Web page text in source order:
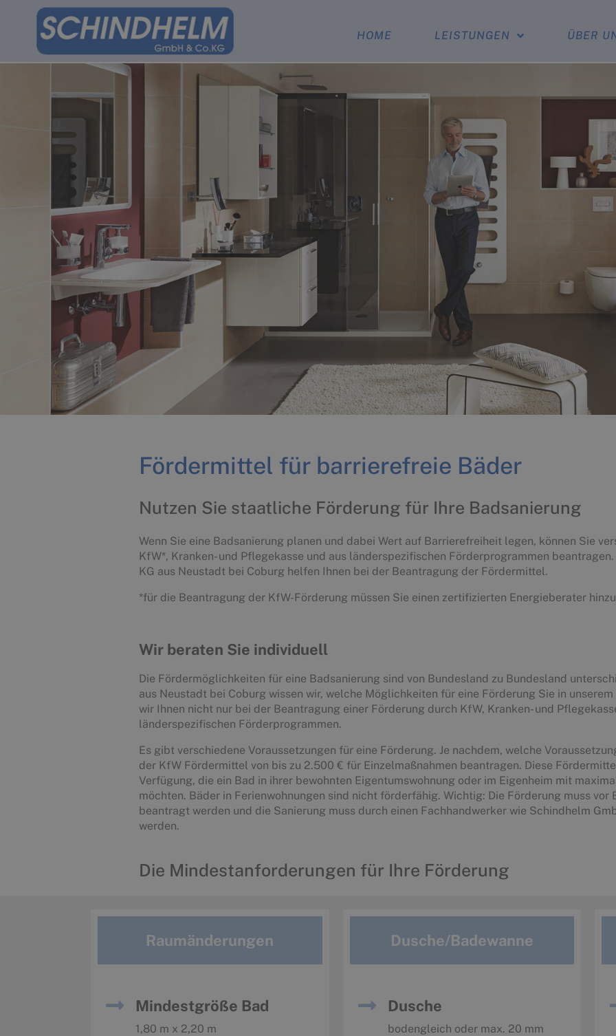
HOME LEISTUNGEN ÜBER
Fördermittel für barrierefreie Bäder
Nutzen Sie staatliche Förderung für Ihre Badsanierung
Wenn Sie eine Badsanierung planen und dabei Wert auf Barrierefreiheit legen, können Sie
KfW*, Kranken- und Pflegekasse und aus länderspezifischen Förderprogrammen
KG aus Neustadt bei Coburg helfen Ihnen bei der Beantragung der Fördermittel.
*für die Beantragung der KfW-Förderung müssen Sie einen zertifizierten Energieberater
Wir beraten Sie individuell
Die Fördermöglichkeiten für eine Badsanierung sind von Bundesland zu Bundesland
aus Neustadt bei Coburg wissen wir, welche Möglichkeiten für eine Förderung Sie in
wir Ihnen nicht nur bei der Beantragung einer Förderung durch KfW, Kranken- und
länderspezifischen Förderprogrammen.
Es gibt verschiedene Voraussetzungen für eine Förderung. Je nachdem, welche
der KfW Fördermittel von bis zu 2.500 € für Einzelmaßnahmen beantragen. Diese
Verfügung, die ein Bad in ihrer bewohnten Eigentumswohnung oder im Eigenheim mit
möchten. Bäder in Ferienwohnungen sind nicht förderfähig. Wichtig: Die Förderung muss vor
beantragt werden und die Sanierung muss durch einen Fachhandwerker wie Schindhelm
werden.
Die Mindestanforderungen für Ihre Förderung
Raumänderungen
Mindestgröße Bad
1,80 m x 2,20 m
Dusche/Badewanne
Dusche
bodengleich oder max. 20 mm